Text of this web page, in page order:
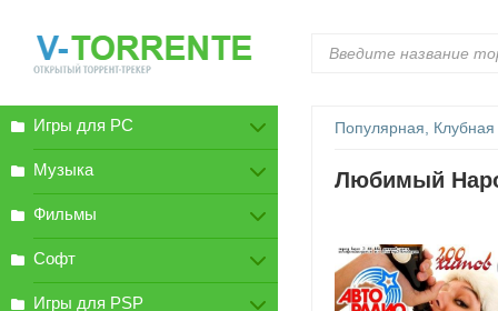
Популярная, Клубная
Любимый
Игры для PC
Музыка
Фильмы
Софт
Игры для PSP